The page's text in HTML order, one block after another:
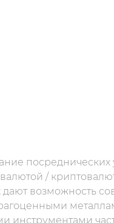
посреднических
/
возможность
инструментами